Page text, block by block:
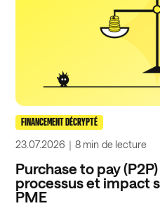
FINANCEMENT DÉCRYPTÉ
23.07.2026 ｜8 min de lecture
Purchase to pay
processus et impact
PME